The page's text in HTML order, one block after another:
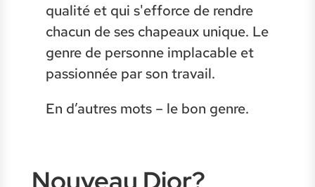
qualité et qui s'efforce de rendre
chacun de ses chapeaux unique. Le
genre de personne implacable et
passionnée par son travail.
En d’autres mots – le bon genre.